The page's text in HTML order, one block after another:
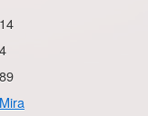
14
4
89
Mira